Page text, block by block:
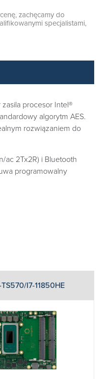
zachęcamy do
specjalistami,
procesor Intel®
algorytm AES.
rozwiązaniem do
ac 2Tx2R) i Bluetooth
programowalny
I7-11850HE